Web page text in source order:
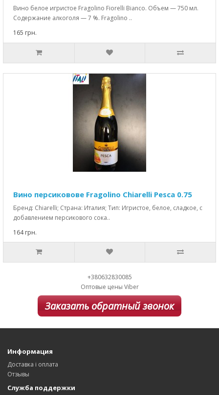
Вино белое игристое Fragolino Fiorelli Bianco. Объем — 750 мл.
Содержание алкоголя — 7 %. Fragolino ..
165 грн.
Вино персиковове Fragolino Chiarelli Pesca 0.75
Бренд: Chiarelli; Страна: Италия; Тип: Игристое, белое, сладкое, с
добавлением персикового сока..
164 грн.
+380632830085
Оптовые цены Viber
Заказать обратный звонок
Информация
Доставка і оплата
Отзывы
Служба поддержки